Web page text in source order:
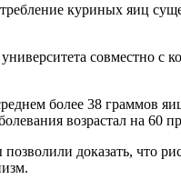
куриных яиц
совместно с
более 38 граммов
возрастал на
доказать, что